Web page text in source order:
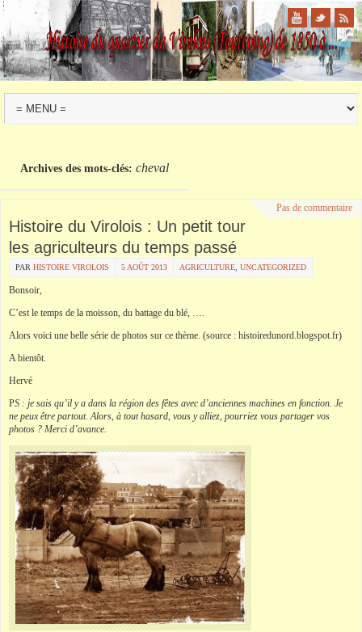
Archives des mots-clés: cheval
Pas de commentaire
Histoire du Virolois : Un petit tour
les agriculteurs du temps passé
PAR HISTOIRE VIROLOIS 5 AOÛT 2013 AGRICULTURE UNCATEGORIZED
Bonsoir,
C’est le temps de la moisson, du battage du blé, ….
Alors voici une belle série de photos sur ce thème. (source : histoiredunord.blogspot.fr)
A bientôt.
Hervé
PS : je sais qu’il y a dans la région des fêtes avec d’anciennes machines en fonction. Je
ne peux être partout. Alors, à tout hasard, vous y alliez, pourriez vous partager vos
photos ? Merci d’avance.